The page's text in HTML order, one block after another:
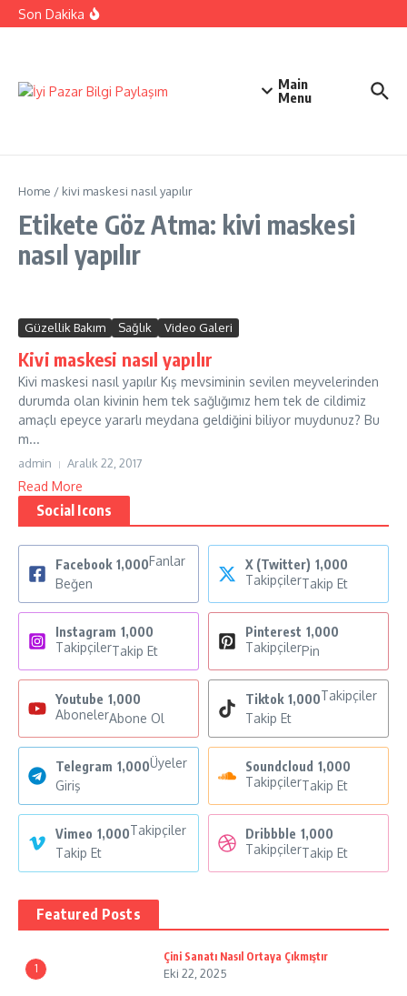
İçeriğe atla
Son Dakika
Kıbrıs Barış Harekatı Nasıl Yapıldı
Main
Menu
Home / kivi maskesi nasıl yapılır
Etikete Göz Atma: kivi maskesi
nasıl yapılır
Güzellik Bakım Sağlık Video Galeri
Kivi maskesi nasıl yapılır
Kivi maskesi nasıl yapılır Kış mevsiminin sevilen meyvelerinden
durumda olan kivinin hem tek sağlığımız hem tek de cildimiz
amaçlı epeyce yararlı meydana geldiğini biliyor muydunuz? Bu
m...
admin Aralık 22, 2017
Read More
Social Icons
Facebook 1,000Fanlar
Beğen
X (Twitter) 1,000
TakipçilerTakip Et
Instagram 1,000
TakipçilerTakip Et
Pinterest 1,000
TakipçilerPin
Youtube 1,000
AbonelerAbone Ol
Tiktok 1,000Takipçiler
Takip Et
Telegram 1,000Üyeler
Giriş
Soundcloud 1,000
TakipçilerTakip Et
Vimeo 1,000Takipçiler
Takip Et
Dribbble 1,000
TakipçilerTakip Et
Featured Posts
1
Çini Sanatı Nasıl Ortaya Çıkmıştır
Eki 22, 2025